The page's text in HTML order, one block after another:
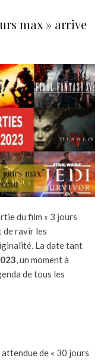
max » arrive
du film « 3 jours
de ravir les
La date tant
, un moment à
de tous les
de « 30 jours